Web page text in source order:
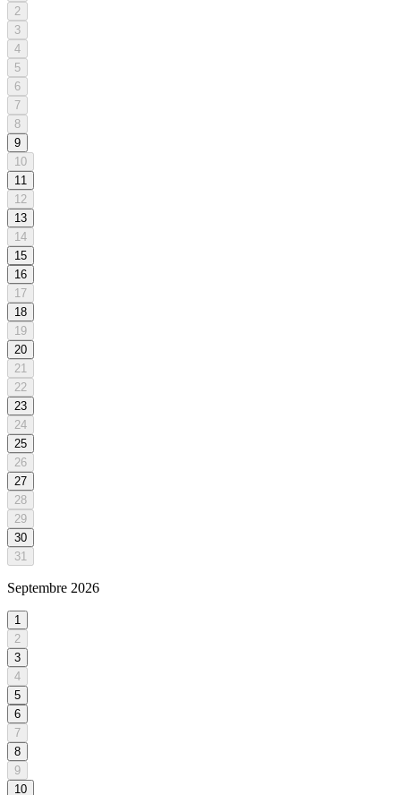
2
3
4
5
6
7
8
9
10
11
12
13
14
15
16
17
18
19
20
21
22
23
24
25
26
27
28
29
30
31
Septembre 2026
1
2
3
4
5
6
7
8
9
10